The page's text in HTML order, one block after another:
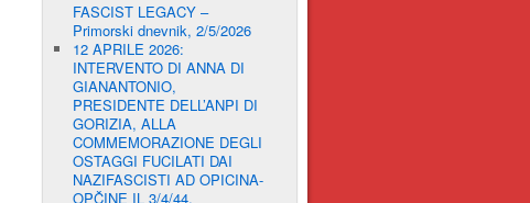
FASCIST LEGACY –
Primorski dnevnik, 2/5/2026
12 APRILE 2026:
INTERVENTO DI ANNA DI
GIANANTONIO,
PRESIDENTE DELL’ANPI DI
GORIZIA, ALLA
COMMEMORAZIONE DEGLI
OSTAGGI FUCILATI DAI
NAZIFASCISTI AD OPICINA-
OPČINE IL 3/4/44.